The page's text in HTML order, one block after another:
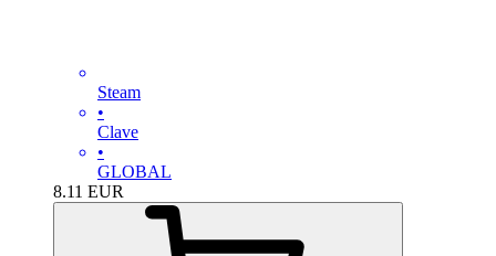
Steam
•
Clave
•
GLOBAL
8.11 EUR